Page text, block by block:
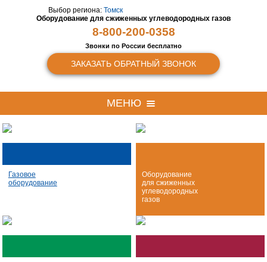
Выбор региона: Томск
Оборудование для сжиженных углеводородных газов
8-800-200-0358
Звонки по России бесплатно
ЗАКАЗАТЬ ОБРАТНЫЙ ЗВОНОК
МЕНЮ
Газовое
оборудование
Оборудование
для сжиженных
углеводородных
газов